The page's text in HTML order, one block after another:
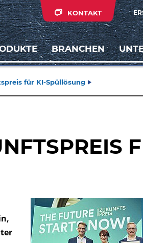
KONTAKT
BRANCHEN
für KI-Spüllösung